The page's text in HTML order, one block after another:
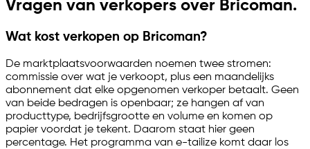
Vragen van verkopers over Bricoman.
Wat kost verkopen op Bricoman?
De marktplaatsvoorwaarden noemen twee stromen:
commissie over wat je verkoopt, plus een maandelijks
abonnement dat elke opgenomen verkoper betaalt. Geen
van beide bedragen is openbaar; ze hangen af van
producttype, bedrijfsgrootte en volume en komen op
papier voordat je tekent. Daarom staat hier geen
percentage. Het programma van e-tailize komt daar los